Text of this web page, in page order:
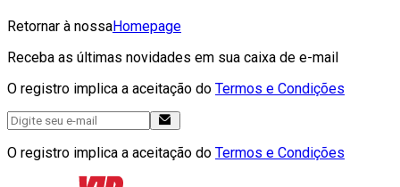
Retornar à nossaHomepage
Receba as últimas novidades em sua caixa de e-mail
O registro implica a aceitação do Termos e Condições
O registro implica a aceitação do Termos e Condições